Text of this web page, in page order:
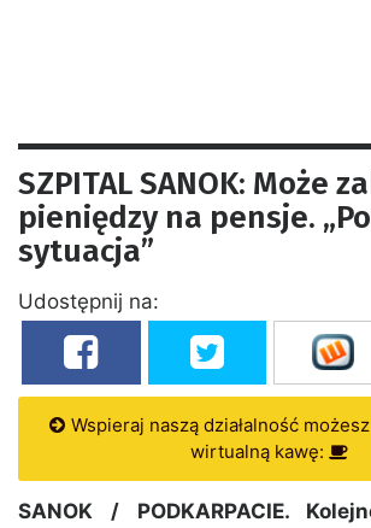
SZPITAL SANOK: Może
pieniędzy na pensje.
sytuacja”
Udostępnij na:
Wspieraj naszą działalność
wirtualną kawę:
SANOK / PODKARPACIE.